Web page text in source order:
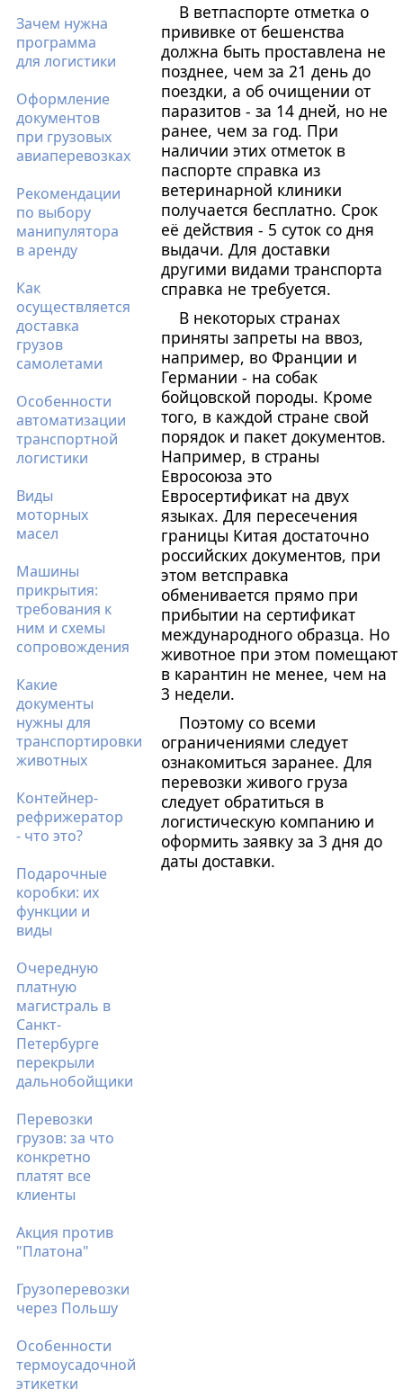
Зачем нужна
программа
для логистики
Оформление
документов
при грузовых
авиаперевозках
Рекомендации
по выбору
манипулятора
в аренду
Как
осуществляется
доставка
грузов
самолетами
Особенности
автоматизации
транспортной
логистики
Виды
моторных
масел
Машины
прикрытия:
требования к
ним и схемы
сопровождения
Какие
документы
нужны для
транспортировки
животных
Контейнер-
рефрижератор
- что это?
Подарочные
коробки: их
функции и
виды
Очередную
платную
магистраль в
Санкт-
Петербурге
перекрыли
дальнобойщики
Перевозки
грузов: за что
конкретно
платят все
клиенты
Акция против
"Платона"
Грузоперевозки
через Польшу
Особенности
термоусадочной
этикетки
В ветпаспорте отметка о
прививке от бешенства
должна быть проставлена не
позднее, чем за 21 день до
поездки, а об очищении от
паразитов - за 14 дней, но не
ранее, чем за год. При
наличии этих отметок в
паспорте справка из
ветеринарной клиники
получается бесплатно. Срок
её действия - 5 суток со дня
выдачи. Для доставки
другими видами транспорта
справка не требуется.
В некоторых странах
приняты запреты на ввоз,
например, во Франции и
Германии - на собак
бойцовской породы. Кроме
того, в каждой стране свой
порядок и пакет документов.
Например, в страны
Евросоюза это
Евросертификат на двух
языках. Для пересечения
границы Китая достаточно
российских документов, при
этом ветсправка
обменивается прямо при
прибытии на сертификат
международного образца. Но
животное при этом помещают
в карантин не менее, чем на
3 недели.
Поэтому со всеми
ограничениями следует
ознакомиться заранее. Для
перевозки живого груза
следует обратиться в
логистическую компанию и
оформить заявку за 3 дня до
даты доставки.